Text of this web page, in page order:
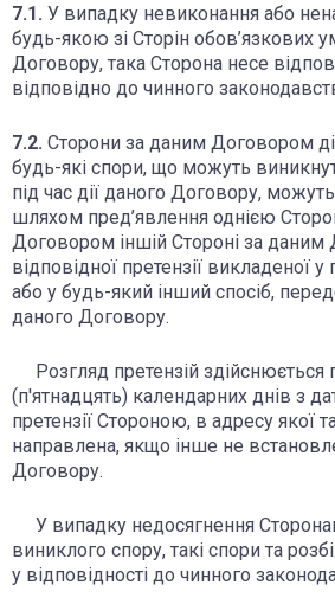
7.1. У випадку невиконання або
будь-якою зі Сторін обов’язкових
Договору, така Сторона несе
відповідно до чинного
7.2. Сторони за даним Договором
будь-які спори, що можуть
під час дії даного Договору,
шляхом пред’явлення однією
Договором іншій Стороні за
відповідної претензії викладеної
або у будь-який інший спосіб,
даного Договору.
Розгляд претензій здійснюється
(п'ятнадцять) календарних днів з
претензії Стороною, в адресу якої
направлена, якщо інше не
Договору.
У випадку недосягнення
виниклого спору, такі спори та
у відповідності до чинного